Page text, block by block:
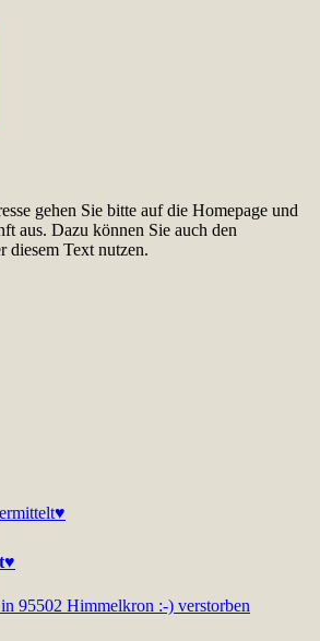
gehen Sie bitte auf die Homepage und
aus. Dazu können Sie auch den
diesem Text nutzen.